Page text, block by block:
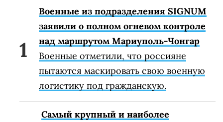
Военные из подразделения SIGNUM
заявили о полном огневом контроле
над маршрутом Мариуполь-Чонгар
Военные отметили, что россияне
пытаются маскировать свою военную
логистику под гражданскую.
Самый крупный и наиболее